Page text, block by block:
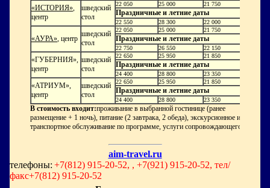
«ИСТОРИЯ»,
центр
шведский
стол
22 050 25 000 21 750
Праздничные и летние даты
22 550 28 300 22 000
«АУРА», центр
шведский
стол
22 050 25 000 21 750
Праздничные и летние даты
22 750 26 550 22 150
«ГУБЕРНИЯ»,
центр
шведский
стол
22 650 25 950 21 850
Праздничные и летние даты
24 400 28 800 23 350
«АТРИУМ»,
центр
шведский
стол
22 650 25 950 21 850
Праздничные и летние даты
24 400 28 800 23 350
В стоимость входит:проживание в выбранной гостинице (ранее
размещение + 1 ночь), питание (2 завтрака, 2 обеда), экскурсионное и
транспортное обслуживание по программе, услуги сопровождающего.
aim-travel.ru
телефоны: +7(812) 915-20-52, , +7(921) 915-20-52, тел/
факс+7(812) 915-20-52